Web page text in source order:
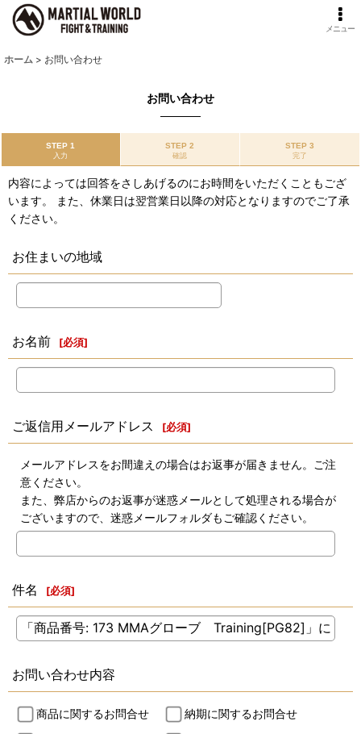
メニュー
ホーム > お問い合わせ
お問い合わせ
STEP 1
入力
STEP 2
確認
STEP 3
完了
内容によっては回答をさしあげるのにお時間をいただくこともござ
います。 また、休業日は翌営業日以降の対応となりますのでご了承
ください。
お住まいの地域
お名前 [必須]
ご返信用メールアドレス [必須]
メールアドレスをお間違えの場合はお返事が届きません。ご注
意ください。
また、弊店からのお返事が迷惑メールとして処理される場合が
ございますので、迷惑メールフォルダもご確認ください。
件名 [必須]
お問い合わせ内容
商品に関するお問合せ
納期に関するお問合せ